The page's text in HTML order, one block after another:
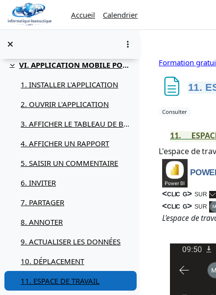
Passer au contenu principal
Accueil
Calendrier
H. ESPACE DE TRAVAIL
I. APPLICATIONS
Replier
VI. APPLICATION MOBILE POWER BI
1. INSTALLER L'APPLICATION
2. OUVRIR L'APPLICATION
3. AFFICHER LE TABLEAU DE BORD
4. AFFICHER UN RAPPORT
5. SAISIR UN COMMENTAIRE
6. INVITER
7. PARTAGER
8. ANNOTER
9. ACTUALISER LES DONNÉES
10. DÉPLACEMENT
11. ESPACE DE TRAVAIL
Formation
11.
Conditions
Consulter
11.
L'espace de
<clic g>sur
<clic g>sur
L'espace de